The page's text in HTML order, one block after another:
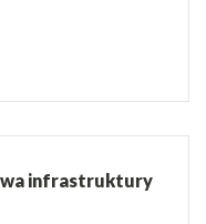
infrastruktury